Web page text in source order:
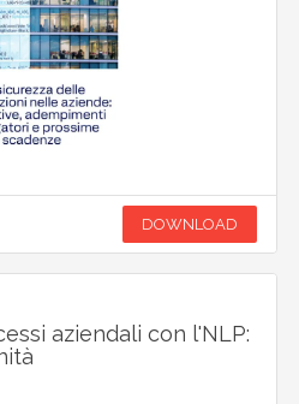
DOWNLOAD
aziendali con l'NLP: